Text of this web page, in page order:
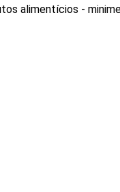
alimentícios -